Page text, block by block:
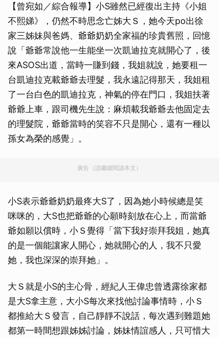
【曾宛如／綜合報導】小S雖然已經復出主持《小姐
不熙娣》，仍然不時思念亡姊大Ｓ，她今天po出徐
家三姊妹與爸媽、爺爺奶奶全家福的珍貴舊照，回憶
說「爺爺常說他一生能坐一次凱迪拉克就開心了，後
來ASOS出道，當時一賺到錢，我姐就說，她要租一
台凱迪拉克載爺爺去理髮，我永遠記得那天，我姐租
了一台白色的凱迪拉克，神氣的停在門口，我姐扶著
爺爺上車，跟司機先生說：麻煩載我爺爺去他固定去
的理髮院，爺爺當時的笑容不只是開心，還有一種以
孫女為榮的感覺」。
廣告（請繼續閱讀本文）
小S表示爺爺奶奶最疼大S了，因為她小時候總是笑
咪咪的，大S也把爺爺的心願時刻放在心上，而當爺
爺如願以償時，小Ｓ覺得「當下我好崇拜我姐，她真
的是一個能讓家人開心，她就開心的人，我不只愛
她，我也深深的崇拜她」。
大Ｓ就是小S的主心骨，經紀人王偉忠曾透露徐家都
是大S拿主意，大小S每次來找他討論事情時，小Ｓ
都推給大Ｓ發言，自己靜靜不說話，每次遇到難題她
都第一時間想跟姊姊討論，姊妹情誼感人，只可惜大